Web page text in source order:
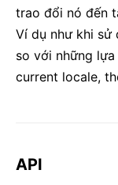
trao đổi nó đến
Ví dụ như khi sử
so với những
current locale,
API